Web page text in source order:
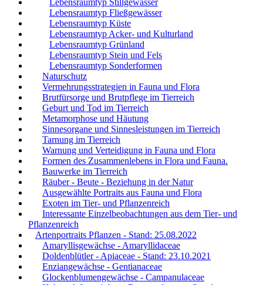
Lebensraumtyp Stillgewässer
Lebensraumtyp Fließgewässer
Lebensraumtyp Küste
Lebensraumtyp Acker- und Kulturland
Lebensraumtyp Grünland
Lebensraumtyp Stein und Fels
Lebensraumtyp Sonderformen
Naturschutz
Vermehrungsstrategien in Fauna und Flora
Brutfürsorge und Brutpflege im Tierreich
Geburt und Tod im Tierreich
Metamorphose und Häutung
Sinnesorgane und Sinnesleistungen im Tierreich
Tarnung im Tierreich
Warnung und Verteidigung in Fauna und Flora
Formen des Zusammenlebens in Flora und Fauna.
Bauwerke im Tierreich
Räuber - Beute - Beziehung in der Natur
Ausgewählte Portraits aus Fauna und Flora
Exoten im Tier- und Pflanzenreich
Interessante Einzelbeobachtungen aus dem Tier- und
Pflanzenreich
Artenportraits Pflanzen - Stand: 25.08.2022
Amaryllisgewächse - Amaryllidaceae
Doldenblütler - Apiaceae - Stand: 23.10.2021
Enziangewächse - Gentianaceae
Glockenblumengewächse - Campanulaceae